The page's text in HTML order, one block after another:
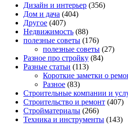
Дизайн и интерьер (356)
Дом и дача (404)
Другое (407)
Недвижимость (88)
полезные советы (176)
полезные советы (27)
Разное про стройку (84)
Разные статьи (113)
Короткие заметки о
Разное (83)
Строительные компании и
Строительство и ремонт (407)
Стройматериалы (266)
Техника и инструменты (143)